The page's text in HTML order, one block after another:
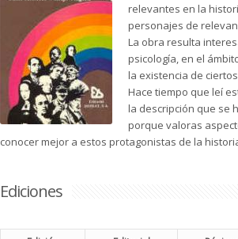
relevantes en la
personajes de
La obra resulta
psicología, en el
la existencia de
Hace tiempo que leí
la descripción que se
porque valoras
conocer mejor a estos protagonistas de la
Ediciones